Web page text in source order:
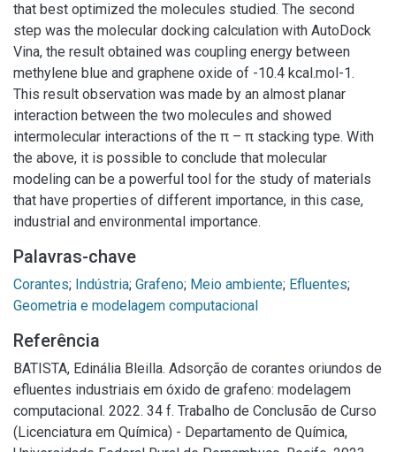
that best optimized the molecules studied. The second
step was the molecular docking calculation with AutoDock
Vina, the result obtained was coupling energy between
methylene blue and graphene oxide of -10.4 kcal.mol-1.
This result observation was made by an almost planar
interaction between the two molecules and showed
intermolecular interactions of the π – π stacking type. With
the above, it is possible to conclude that molecular
modeling can be a powerful tool for the study of materials
that have properties of different importance, in this case,
industrial and environmental importance.
Palavras-chave
Corantes; Indústria; Grafeno; Meio ambiente; Efluentes;
Geometria e modelagem computacional
Referência
BATISTA, Edinália Bleilla. Adsorção de corantes oriundos de
efluentes industriais em óxido de grafeno: modelagem
computacional. 2022. 34 f. Trabalho de Conclusão de Curso
(Licenciatura em Química) - Departamento de Química,